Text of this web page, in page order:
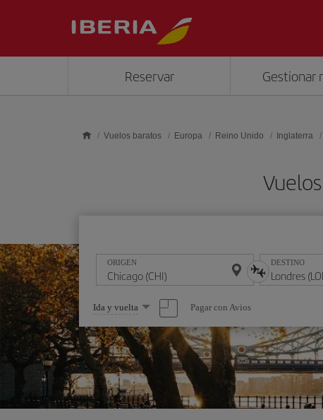
Reservar Gestionar
Vuelos baratos Europa Reino Unido Inglaterra
ORIGEN DESTINO
Seleccione
una
opción
Ida y vuelta Pagar con Avios